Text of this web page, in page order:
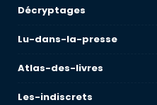
Décryptages
Lu-dans-la-presse
Atlas-des-livres
Les-indiscrets